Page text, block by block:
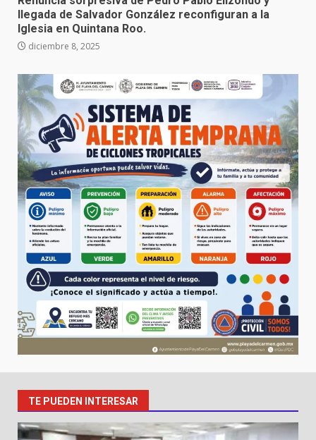
llegada de Salvador González reconfiguran a la
Iglesia en Quintana Roo.
diciembre 8, 2025
TE PUEDEN INTERESAR